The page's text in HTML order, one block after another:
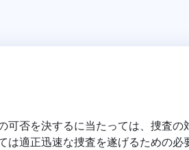
否を決するに当たっては、捜査
適正迅速な捜査を遂げるための